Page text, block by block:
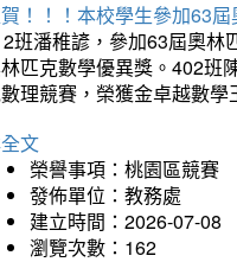
！！！本校學生參加63
班潘稚諺，參加63屆奧林
匹克數學優異獎。402班
理競賽，榮獲金卓越數
文
榮譽事項：桃園區競賽
發佈單位：教務處
建立時間：2026-07-08
瀏覽次數：162